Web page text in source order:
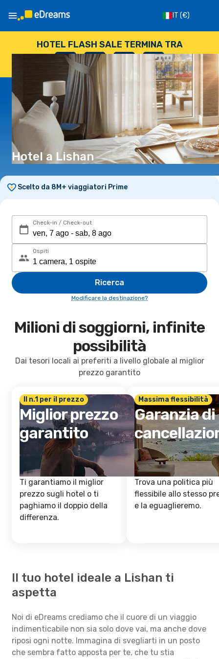
IT (€)
HOTEL FLASH SALE TERMINA TRA
--
GIORNI
: --
ORE
: --
SECONDI
Hotel a Lishan
Scelto da 8M+ viaggiatori Prime
Check-in / Check-out
Ospiti
Ricerca
Modificare la destinazione?
Milioni di soggiorni, infinite
possibilità
Dai tesori locali ai preferiti a livello globale al miglior
prezzo garantito
Il n.1 per il prezzo
Miglior prezzo
garantito
Ti garantiamo il miglior
prezzo sugli hotel o ti
paghiamo il doppio della
differenza.
Massima flessibilità
Garanzia di
Trova una politica più
flessibile allo stesso
e la eguaglieremo.
Il tuo hotel ideale a Lishan ti
aspetta
Noi di eDreams crediamo che il cuore di un viaggio
indimenticabile non sia solo dove vai, ma anche dove
riposi ogni notte. Immagina di svegliarti in un posto
che sembra fatto apposta per te, che tu stia